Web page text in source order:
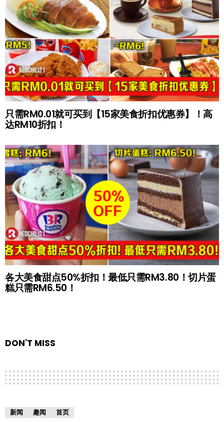
只需RM0.01就可买到【15家美食折扣优惠券】！高
达RM10折扣！
各大美食甜点50%折扣！最低只需RM3.80！切片蛋
糕只需RM6.50！
DON'T MISS
新闻 趣闻 首页